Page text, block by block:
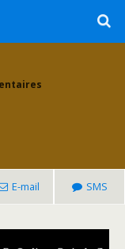
E-mail SMS